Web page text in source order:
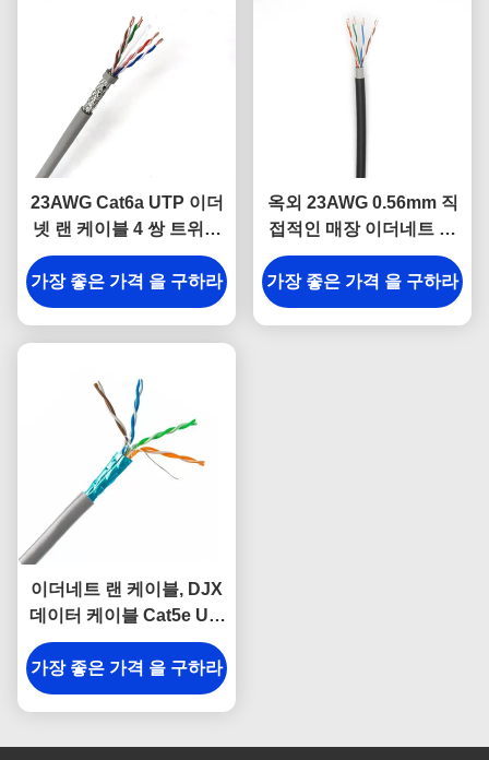
23AWG Cat6a UTP 이더
넷 랜 케이블 4 쌍 트위스
트 PVC 피복
가장 좋은 가격 을 구하라
옥외 23AWG 0.56mm 직
접적인 매장 이더네트 케
이블 두 배 칼집
가장 좋은 가격 을 구하라
이더네트 랜 케이블, DJX
데이터 케이블 Cat5e Utp
26awg 4개 쌍을 보호하는
HDPE 구리
가장 좋은 가격 을 구하라